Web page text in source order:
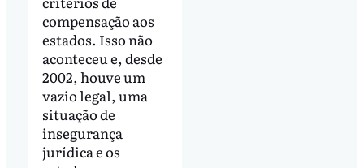
compensação aos
estados. Isso não
aconteceu e, desde
2002, houve um
vazio legal, uma
situação de
insegurança
jurídica e os